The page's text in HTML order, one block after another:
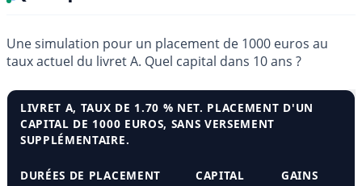
Une simulation pour un placement de 1000 euros au
taux actuel du livret A. Quel capital dans 10 ans ?
LIVRET A, TAUX DE 1.70 % NET. PLACEMENT D'UN
CAPITAL DE 1000 EUROS, SANS VERSEMENT
SUPPLÉMENTAIRE.
DURÉES DE PLACEMENT CAPITAL GAINS